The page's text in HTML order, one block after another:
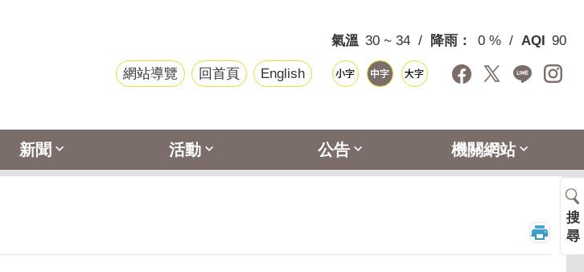
氣溫 30 ~ 34 降雨： 0 % AQI 90
網站導覽 回首頁 English
新聞 活動 公告 機關網站
搜
尋
_